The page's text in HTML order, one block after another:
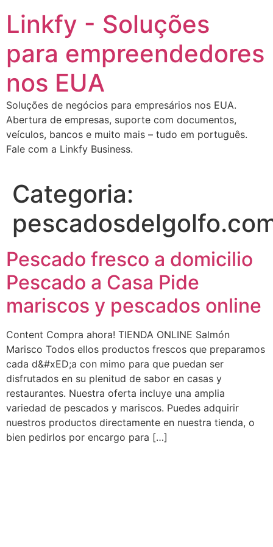
conteúdo
Linkfy - Soluções
para empreendedores
nos EUA
Soluções de negócios para empresários nos EUA.
Abertura de empresas, suporte com documentos,
veículos, bancos e muito mais – tudo em português.
Fale com a Linkfy Business.
Categoria:
Pescado fresco a domicilio
Pescado a Casa Pide
mariscos y pescados online
Content Compra ahora! TIENDA ONLINE Salmón
Marisco Todos ellos productos frescos que preparamos
cada d&#xED;a con mimo para que puedan ser
disfrutados en su plenitud de sabor en casas y
restaurantes. Nuestra oferta incluye una amplia
variedad de pescados y mariscos. Puedes adquirir
nuestros productos directamente en nuestra tienda, o
bien pedirlos por encargo para […]